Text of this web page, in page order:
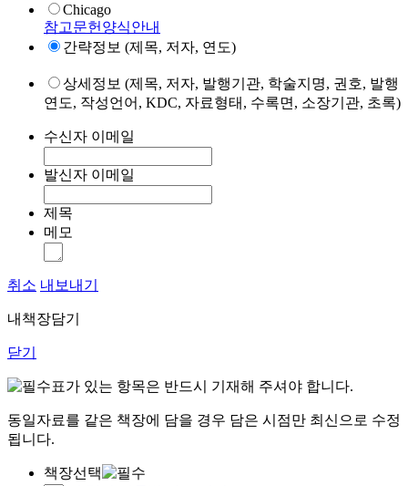
Chicago
참고문헌양식안내
간략정보 (제목, 저자, 연도)
상세정보 (제목, 저자, 발행기관, 학술지명, 권호, 발행
연도, 작성언어, KDC, 자료형태, 수록면, 소장기관, 초록)
수신자 이메일
발신자 이메일
제목
메모
취소 내보내기
내책장담기
닫기
표가 있는 항목은 반드시 기재해 주셔야 합니다.
동일자료를 같은 책장에 담을 경우 담은 시점만 최신으로 수정
됩니다.
책장선택